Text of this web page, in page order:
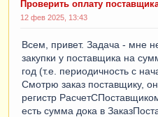
Проверить оплату
12 фев 2025, 13:43
Всем, привет. Задача - мне
закупки у поставщика на
год (т.е. периодичность с
Смотрю заказ поставщику,
регистр
есть сумма дока в